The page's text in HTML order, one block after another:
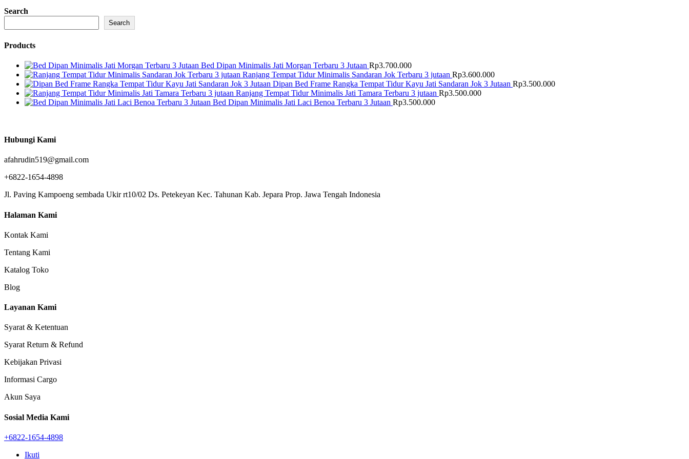
Search
Search
Products
Bed Dipan Minimalis Jati Morgan Terbaru 3 Jutaan Rp3.700.000
Ranjang Tempat Tidur Minimalis Sandaran Jok Terbaru 3 jutaan Rp3.600.000
Dipan Bed Frame Rangka Tempat Tidur Kayu Jati Sandaran Jok 3 Jutaan Rp3.500.000
Ranjang Tempat Tidur Minimalis Jati Tamara Terbaru 3 jutaan Rp3.500.000
Bed Dipan Minimalis Jati Laci Benoa Terbaru 3 Jutaan Rp3.500.000
Hubungi Kami
afahrudin519@gmail.com
+6822-1654-4898
Jl. Paving Kampoeng sembada Ukir rt10/02 Ds. Petekeyan Kec. Tahunan Kab. Jepara Prop. Jawa Tengah Indonesia
Halaman Kami
Kontak Kami
Tentang Kami
Katalog Toko
Blog
Layanan Kami
Syarat & Ketentuan
Syarat Return & Refund
Kebijakan Privasi
Informasi Cargo
Akun Saya
Sosial Media Kami
+6822-1654-4898
Ikuti